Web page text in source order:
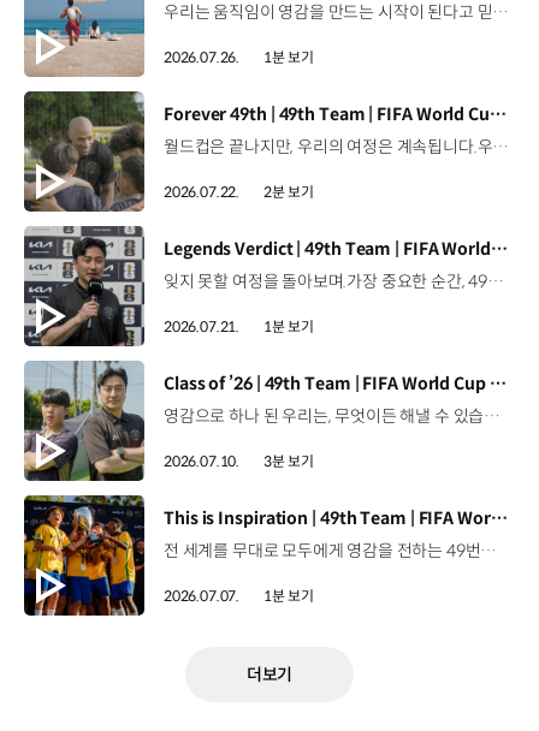
우리는 움직임이 영감을 만드는 시작이 된다고 믿습니다. 기아만의 Movement로 당신의 일상에 영감을 더해줄 2026 Kia Collection을 만나보세요. Designed to move you. Kia Collection 자세히 보기 ▶ #Kia #기아 #KiaCollection #기아컬렉션 #Designedtomoveyou #lifestyle
2026.07.26. 1분 보기
[동영상]
Forever 49th | 49th Team | FIFA World Cup 2026™
월드컵은 끝나지만, 우리의 여정은 계속됩니다.우리는 영원한 49번째 팀입니다. 자세히 보기 ▶ #Kia #InspirationConnectsUsAll #49thTeam #OMBC #FIFAWorldCup2026 유튜브 쇼츠 보기 >
2026.07.22. 2분 보기
[동영상]
Legends Verdict | 49th Team | FIFA World Cup 2026™
잊지 못할 여정을 돌아보며.가장 중요한 순간, 49번째 팀이 공을 건네며 완벽하게 임무를 해낸 그 순간을 함께 돌아봅니다. 자세히 보기 ▶ #Kia #InspirationConnectsUsAll #49thTeam #OMBC #FIFAWorldCup2026 유튜브 쇼츠 보기 >
2026.07.21. 1분 보기
[동영상]
Class of ’26 | 49th Team | FIFA World Cup 2026™
영감으로 하나 된 우리는, 무엇이든 해낼 수 있습니다.세계 곳곳에서 모인 2026년의 주인공들이 FIFA 월드컵™ 오피셜 매치볼 캐리어로 꿈의 무대에 섰습니다. 자세히 보기 ▶ #Kia #InspirationConnectsUsAll #49thTeam #OMBC #FIFAWorldCup2026 유튜브 쇼츠 보기 >
2026.07.10. 3분 보기
[동영상]
This is Inspiration | 49th Team | FIFA World Cup 2026™
전 세계를 무대로 모두에게 영감을 전하는 49번째 팀.FIFA 월드컵 2026™을 향한 여정 속, 이제 사람들의 시선은 이 어린 스타들에게 향합니다. 자세히 보기 ▶ #Kia #InspirationConnectsUsAll #49thTeam #OMBC #FIFAWorldCup2026 유튜브 쇼츠 보기 >
2026.07.07. 1분 보기
더보기